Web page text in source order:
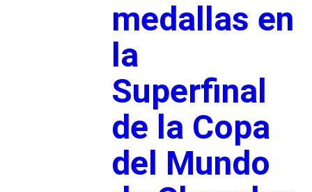
medallas en
la
Superfinal
de la Copa
del Mundo